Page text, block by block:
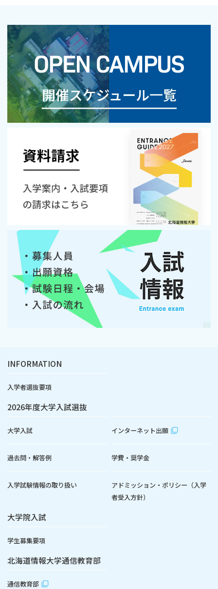
INFORMATION
入学者選抜要項
2026年度大学入試選抜
大学入試 インターネット出願
過去問・解答例 学費・奨学金
入学試験情報の取り扱い
アドミッション・ポリシー（入学
者受入方針）
大学院入試
学生募集要項
北海道情報大学通信教育部
通信教育部